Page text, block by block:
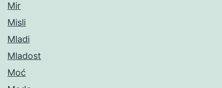
Mir
Misli
Mladi
Mladost
Moć